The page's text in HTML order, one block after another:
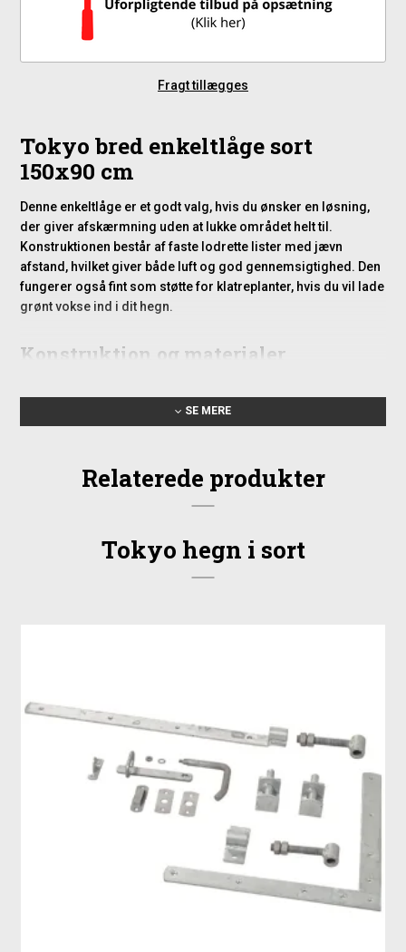
Fragt tillægges
Tokyo bred enkeltlåge sort
150x90 cm
Denne enkeltlåge er et godt valg, hvis du ønsker en løsning,
der giver afskærmning uden at lukke området helt til.
Konstruktionen består af faste lodrette lister med jævn
afstand, hvilket giver både luft og god gennemsigtighed. Den
fungerer også fint som støtte for klatreplanter, hvis du vil lade
grønt vokse ind i dit hegn.
Konstruktion og materialer
stærk, omlimet ramme, der bidrager til stabilitet. Listerne er
monteret med præcis afstand og samlet med rustfrie
Mål: 150 x 90 cm (bredde x højde)
Lister: 15 x 44 mm
skal stolpen sættes i frostfri dybde (80–90 cm). Under
relaterede produkter finder du de dele, der typisk bruges
sammen med denne låge.
Stolper til nedgravning
SE MERE
Relaterede produkter
Tokyo hegn i sort